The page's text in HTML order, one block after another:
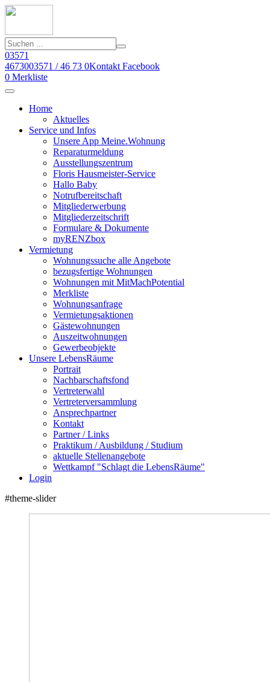
03571
4673003571 / 46 73 0Kontakt Facebook
0 Merkliste
Home
Aktuelles
Service und Infos
Unsere App Meine.Wohnung
Reparaturmeldung
Ausstellungszentrum
Floris Hausmeister-Service
Hallo Baby
Notrufbereitschaft
Mitgliederwerbung
Mitgliederzeitschrift
Formulare & Dokumente
myRENZbox
Vermietung
Wohnungssuche alle Angebote
bezugsfertige Wohnungen
Wohnungen mit MitMachPotential
Merkliste
Wohnungsanfrage
Vermietungsaktionen
Gästewohnungen
Auszeitwohnungen
Gewerbeobjekte
Unsere LebensRäume
Portrait
Nachbarschaftsfond
Vertreterwahl
Vertreterversammlung
Ansprechpartner
Kontakt
Partner / Links
Praktikum / Ausbildung / Studium
aktuelle Stellenangebote
Wettkampf "Schlagt die LebensRäume"
Login
#theme-slider